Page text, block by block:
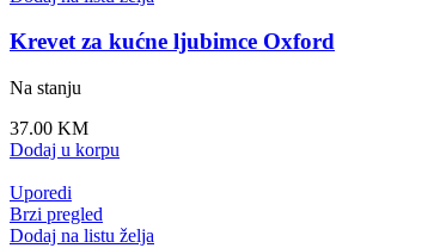
Krevet za kućne ljubimce Oxford
Na stanju
37.00 KM
Dodaj u korpu
Uporedi
Brzi pregled
Dodaj na listu želja